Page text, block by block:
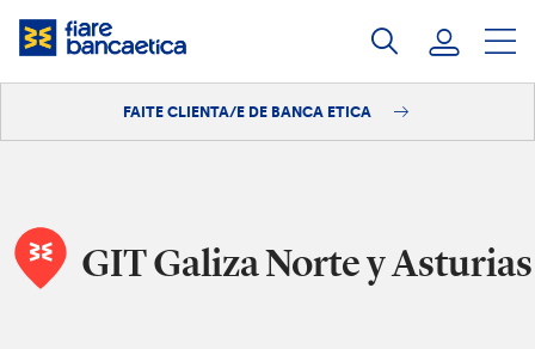
Saltar
FAITE CLIENTA/E DE BANCA ETICA
GIT Galiza Norte y Asturias